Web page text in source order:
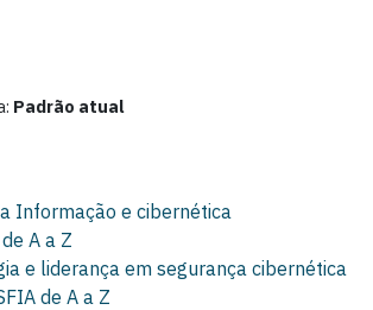
Padrão atual
Informação e cibernética
A a Z
e liderança em segurança cibernética
de A a Z